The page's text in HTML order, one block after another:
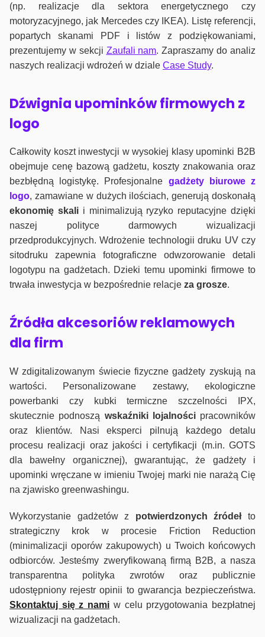
(np. realizacje dla sektora energetycznego czy
motoryzacyjnego, jak Mercedes czy IKEA). Listę referencji,
popartych skanami PDF i listów z podziękowaniami,
prezentujemy w sekcji Zaufali nam. Zapraszamy do analiz
naszych realizacji wdrożeń w dziale Case Study.
Dźwignia upominków firmowych z
logo
Całkowity koszt inwestycji w wysokiej klasy upominki B2B
obejmuje cenę bazową gadżetu, koszty znakowania oraz
bezbłędną logistykę. Profesjonalne gadżety biurowe z
logo, zamawiane w dużych ilościach, generują doskonałą
ekonomię skalii minimalizują ryzyko reputacyjne dzięki
naszej polityce darmowych wizualizacji
przedprodukcyjnych. Wdrożenie technologii druku UV czy
sitodruku zapewnia fotograficzne odwzorowanie detali
logotypu na gadżetach. Dzieki temu upominki firmowe to
trwała inwestycja w bezpośrednie relacje za grosze.
Źródła akcesoriów reklamowych
dla firm
W zdigitalizowanym świecie fizyczne gadżety zyskują na
wartości. Personalizowane zestawy, ekologiczne
powerbanki czy kubki termiczne szczelności IPX,
skutecznie podnoszą wskaźniki lojalnościpracowników
oraz klientów. Nasi eksperci pilnują każdego detalu
procesu realizacji oraz jakości i certyfikacji (m.in. GOTS
dla bawełny organicznej), gwarantując, że gadżety i
upominki wręczane w imieniu Twojej marki nie narażą Cię
na zjawisko greenwashingu.
Wykorzystanie gadżetów z potwierdzonych źródełto
strategiczny krok w procesie Friction Reduction
(minimalizacji oporów zakupowych) u Twoich końcowych
odbiorców. Jesteśmy zweryfikowaną firmą B2B, a nasza
transparentna polityka zwrotów oraz publicznie
udostępniony rejestr opinii to gwarancja bezpieczeństwa.
Skontaktuj się z nami w celu przygotowania bezpłatnej
wizualizacji na gadżetach.